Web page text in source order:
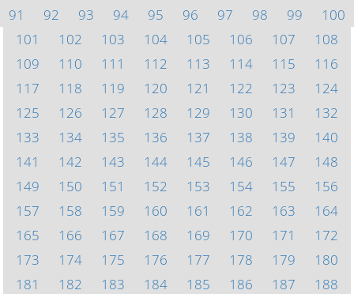
91
92 93 94 95 96 97 98 99
100
101
102 103 104 105 106 107
108
109
110 111 112 113 114 115
116
117
118 119 120 121 122 123
124
125
126 127 128 129 130 131
132
133
134 135 136 137 138 139
140
141
142 143 144 145 146 147
148
149
150 151 152 153 154 155
156
157
158 159 160 161 162 163
164
165
166 167 168 169 170 171
172
173
174 175 176 177 178 179
180
181
182 183 184 185 186 187
188